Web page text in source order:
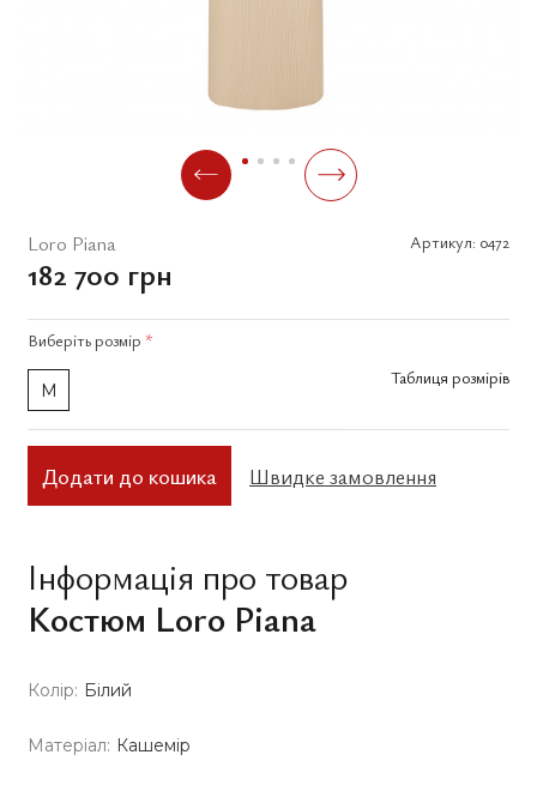
Loro Piana Артикул: 0472
182 700 грн
Виберіть розмір *
M
Таблиця розмірів
Додати до кошика Швидке замовлення
Інформація про товар
Костюм Loro Piana
Колір: Білий
Матеріал: Кашемір